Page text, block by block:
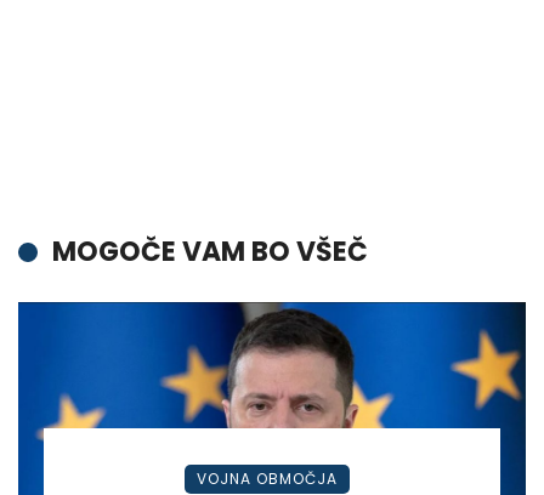
MOGOČE VAM BO VŠEČ
VOJNA OBMOČJA